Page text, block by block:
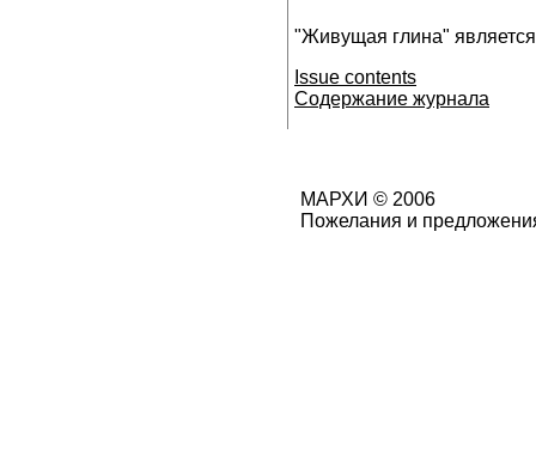
"Живущая глина"
Issue contents
Содержание журнала
МАРХИ © 2006
Пожелания и